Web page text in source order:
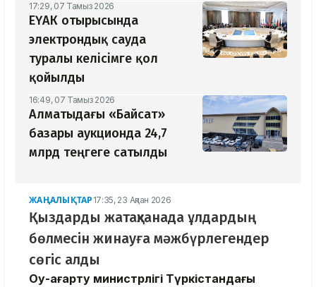
17:29, 07 Тамыз 2026
ЕҮАК отырысында
электрондық сауда
туралы келісімге қол
қойылды
16:49, 07 Тамыз 2026
Алматыдағы «Байсат»
базары аукционда 24,7
млрд теңгеге сатылды
ЖАҢАЛЫҚТАР 17:35, 23 Ақпан 2026
Қыздарды жатақханада ұлдардың
бөлмесін жинауға мәжбүрлегендер
сөгіс алды
Оқу-ағарту министрлігі Түркістандағы